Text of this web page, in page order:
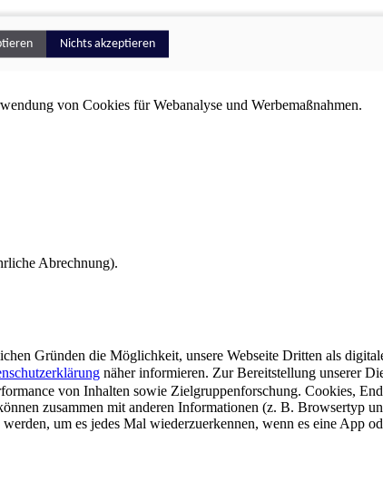
von Cookies für Webanalyse und Werbemaßnahmen.
Abrechnung).
Gründen die Möglichkeit, unsere Webseite Dritten als
näher informieren. Zur Bereitstellung unserer
von Inhalten sowie Zielgruppenforschung. Cookies,
zusammen mit anderen Informationen (z. B. Browsertyp
um es jedes Mal wiederzuerkennen, wenn es eine App
Nichts akzeptieren